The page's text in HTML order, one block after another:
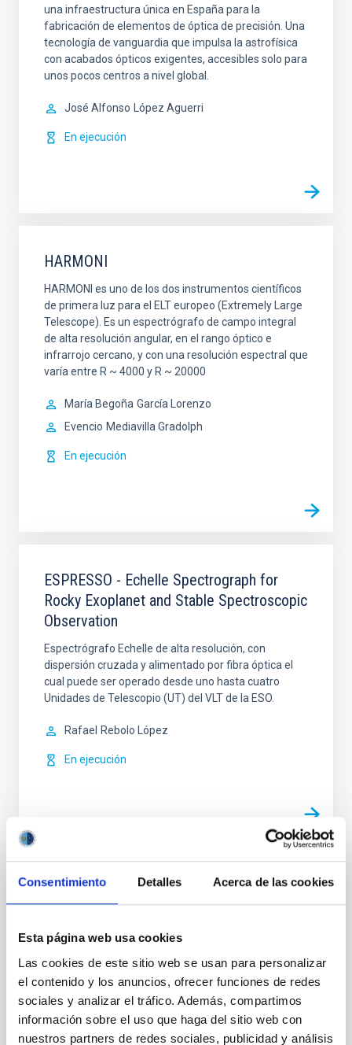
Consentimiento Detalles Acerca de las cookies
Esta página web usa cookies
Las cookies de este sitio web se usan para personalizar
el contenido y los anuncios, ofrecer funciones de redes
sociales y analizar el tráfico. Además, compartimos
información sobre el uso que haga del sitio web con
nuestros partners de redes sociales, publicidad y análisis
una infraestructura única en España para la
fabricación de elementos de óptica de precisión. Una
tecnología de vanguardia que impulsa la astrofísica
con acabados ópticos exigentes, accesibles solo para
unos pocos centros a nivel global.
José Alfonso López Aguerri
En ejecución
HARMONI
HARMONI es uno de los dos instrumentos científicos
de primera luz para el ELT europeo (Extremely Large
Telescope). Es un espectrógrafo de campo integral
de alta resolución angular, en el rango óptico e
infrarrojo cercano, y con una resolución espectral que
varía entre R ~ 4000 y R ~ 20000
María Begoña García Lorenzo
Evencio Mediavilla Gradolph
En ejecución
ESPRESSO - Echelle Spectrograph for
Rocky Exoplanet and Stable Spectroscopic
Observation
Espectrógrafo Echelle de alta resolución, con
dispersión cruzada y alimentado por fibra óptica el
cual puede ser operado desde uno hasta cuatro
Unidades de Telescopio (UT) del VLT de la ESO.
Rafael Rebolo López
En ejecución
OSIRIS - Optical System for Imaging low
Resolution Integrated Spectroscopy
Cámara y espectrógrafo de resolución intermedia
para el telescopio GTC. Tiene varios modos de
observación: imagen directa, rendija larga y
multirendija, que se pueden combinar con la
capacidad de charge shuffling y filtros sintonizables.
Para espectroscopía multiobjeto dispone de un